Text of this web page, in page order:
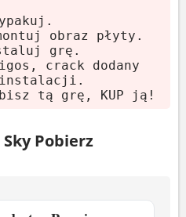
7
1536 MB GeForce
6 GB HDD
obraz płyty.
grę.
crack dodany
instalacji.
tą grę, KUP ją!
Pobierz